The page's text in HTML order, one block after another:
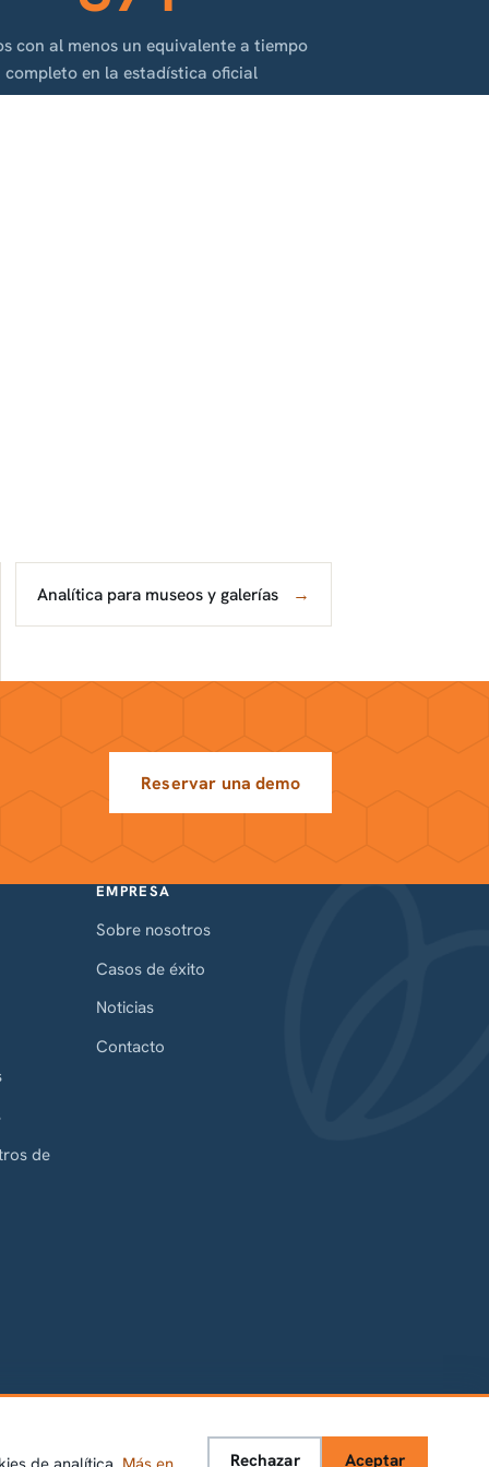
con al menos un equivalente a tiempo
completo en la estadística oficial
Analítica para museos y galerías →
Reservar una demo
de
EMPRESA
Sobre nosotros
Casos de éxito
Noticias
Contacto
Rechazar Aceptar